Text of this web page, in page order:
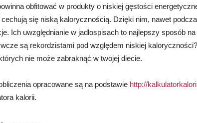
obfitować w produkty o niskiej gęstości
się niską kalorycznością. Dzięki nim, nawet
Ich uwzględnianie w jadłospisach to najlepszy sposób
są rekordzistami pod względem niskiej
nie może zabraknąć w twojej diecie.
opracowane są na podstawie http://
kalorii.